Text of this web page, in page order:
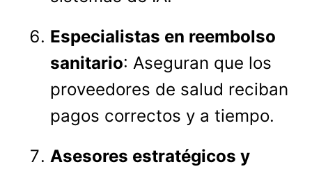
Especialistas en reembolso
sanitario: Aseguran que los
proveedores de salud reciban
pagos correctos y a tiempo.
Asesores estratégicos y